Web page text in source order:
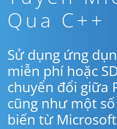
Qua C++
Sử dụng ứng
miễn phí hoặc
chuyển đổi giữa
cũng như một
biến từ Microsoft